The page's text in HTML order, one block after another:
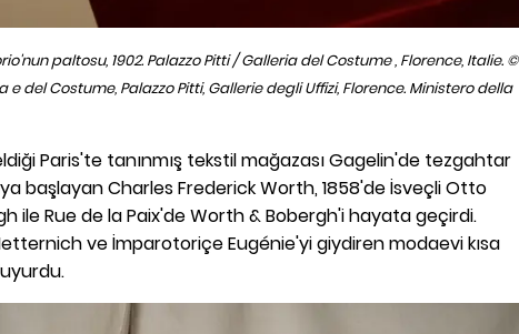
paltosu, 1902. Palazzo Pitti / Galleria del Costume , Florence, Italie. ©
e del Costume, Palazzo Pitti, Gallerie degli Uffizi, Florence. Ministero della
Paris'te tanınmış tekstil mağazası Gagelin'de tezgahtar
başlayan Charles Frederick Worth, 1858'de İsveçli Otto
ile Rue de la Paix'de Worth & Bobergh'i hayata geçirdi.
ve İmparotoriçe Eugénie'yi giydiren modaevi kısa